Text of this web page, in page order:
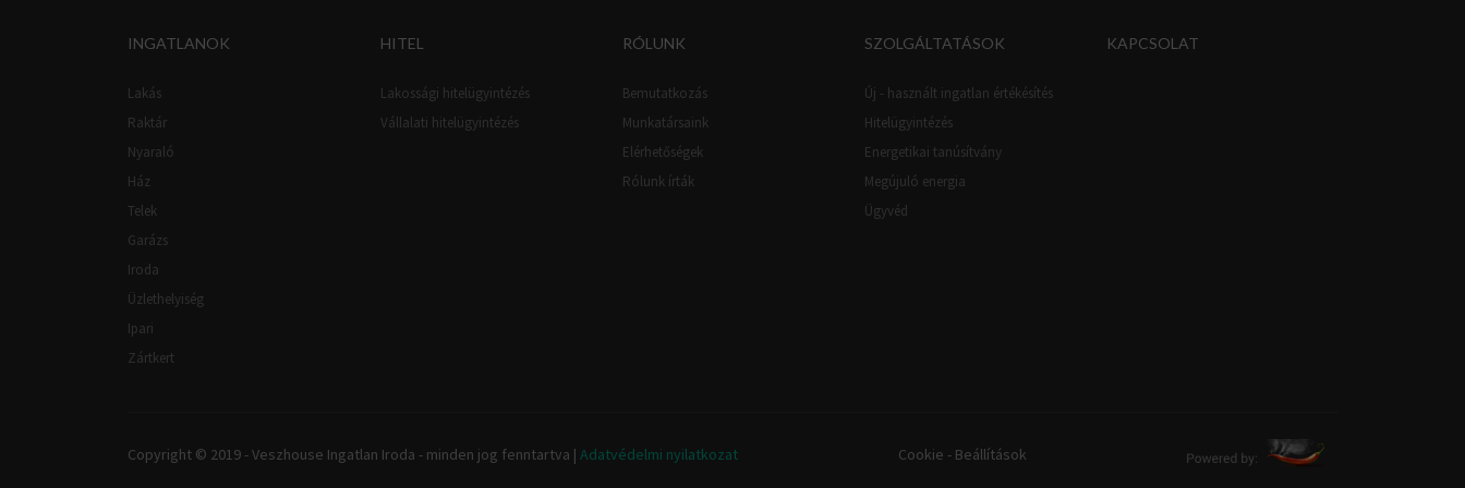
INGATLANOK
Lakás
Raktár
Nyaraló
Ház
Telek
Garázs
Iroda
Üzlethelyiség
Ipari
Zártkert
HITEL
Lakossági hitelügyintézés
Vállalati hitelügyintézés
RÓLUNK
Bemutatkozás
Munkatársaink
Elérhetőségek
Rólunk írták
SZOLGÁLTATÁSOK
Új - használt ingatlan értékésítés
Hitelügyintézés
Energetikai tanúsítvány
Megújuló energia
Ügyvéd
KAPCSOLAT
Copyright © 2019 - Veszhouse Ingatlan Iroda - minden jog fenntartva | Adatvédelmi nyilatkozat Cookie - Beállítások